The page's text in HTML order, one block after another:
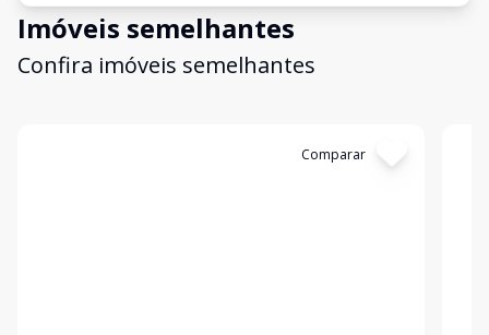
Imóveis semelhantes
Confira imóveis semelhantes
Comparar